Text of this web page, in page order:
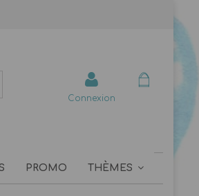
Connexion
PROMO THÈMES